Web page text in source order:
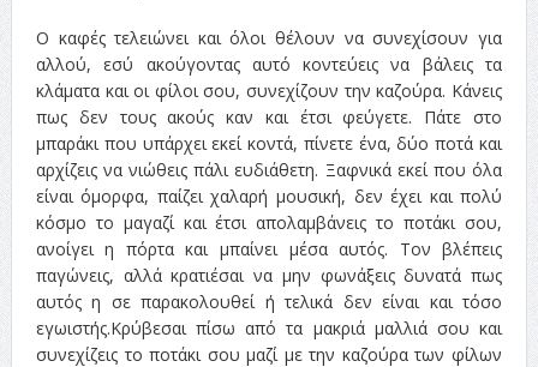
Ο καφές τελειώνει και όλοι θέλουν να συνεχίσουν για
αλλού, εσύ ακούγοντας αυτό κοντεύεις να βάλεις τα
κλάματα και οι φίλοι σου, συνεχίζουν την καζούρα. Κάνεις
πως δεν τους ακούς καν και έτσι φεύγετε. Πάτε στο
μπαράκι που υπάρχει εκεί κοντά, πίνετε ένα, δύο ποτά και
αρχίζεις να νιώθεις πάλι ευδιάθετη. Ξαφνικά εκεί που όλα
είναι όμορφα, παίζει χαλαρή μουσική, δεν έχει και πολύ
κόσμο το μαγαζί και έτσι απολαμβάνεις το ποτάκι σου,
ανοίγει η πόρτα και μπαίνει μέσα αυτός. Τον βλέπεις
παγώνεις, αλλά κρατιέσαι να μην φωνάξεις δυνατά πως
αυτός η σε παρακολουθεί ή τελικά δεν είναι και τόσο
εγωιστής.Κρύβεσαι πίσω από τα μακριά μαλλιά σου και
συνεχίζεις το ποτάκι σου μαζί με την καζούρα των φίλων